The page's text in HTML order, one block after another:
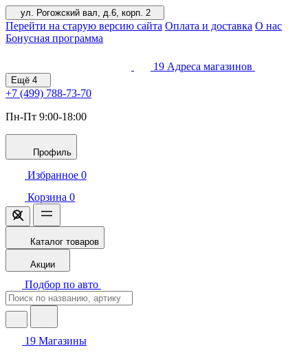
ул. Рогожский вал, д.6, корп. 2
Перейти на старую версию сайта Оплата и доставка О нас
Бонусная программа
19 Адреса магазинов
Ещё 4
+7 (499) 788-73-70
Пн-Пт 9:00-18:00
Профиль
Избранное 0
Корзина 0
Каталог товаров
Акции
Подбор по авто
19 Магазины